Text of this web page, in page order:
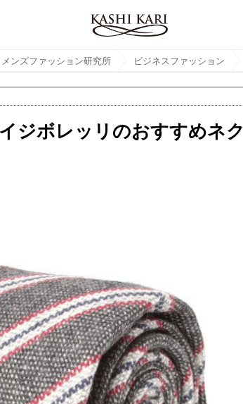
メンズファッション研究所 ビジネスファッション
ジボレッリのおすすめネク